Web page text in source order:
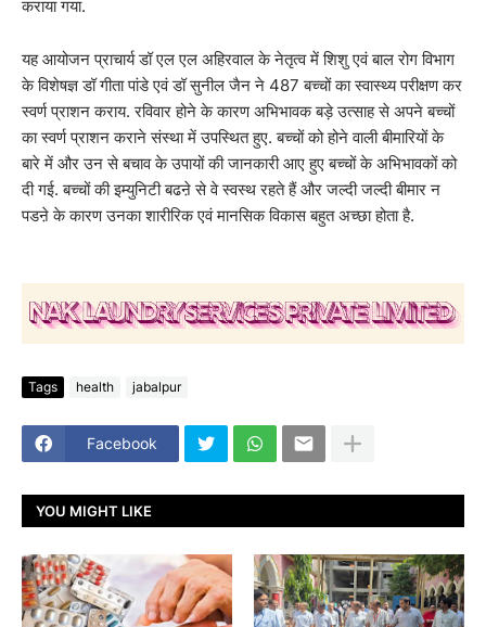
कराया गया.
यह आयोजन प्राचार्य डॉ एल एल अहिरवाल के नेतृत्व में शिशु एवं बाल रोग विभाग
के विशेषज्ञ डॉ गीता पांडे एवं डॉ सुनील जैन ने 487 बच्चों का स्वास्थ्य परीक्षण कर
स्वर्ण प्राशन कराय. रविवार होने के कारण अभिभावक बड़े उत्साह से अपने बच्चों
का स्वर्ण प्राशन कराने संस्था में उपस्थित हुए. बच्चों को होने वाली बीमारियों के
बारे में और उन से बचाव के उपायों की जानकारी आए हुए बच्चों के अभिभावकों को
दी गई. बच्चों की इम्युनिटी बढऩे से वे स्वस्थ रहते हैं और जल्दी जल्दी बीमार न
पडऩे के कारण उनका शारीरिक एवं मानसिक विकास बहुत अच्छा होता है.
Tags health jabalpur
Facebook
YOU MIGHT LIKE